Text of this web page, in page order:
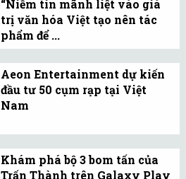
hoảng, với sự cạnh tranh
gay gắt hơn bao giờ hết
và hệ sinh thái thay đổi
nhanh chóng.
“Niềm tin mãnh liệt vào giá
trị văn hóa Việt tạo nên tác
phẩm để ...
Sự khao khát làm ra
những tác phẩm để đời
của Galaxy khiến nền
điện ảnh Việt bắt đầu có
nhiều phim mang tầm
vóc lớn.
Aeon Entertainment dự kiến
đầu tư 50 cụm rạp tại Việt
Nam
rạp phim ở Việt Nam cho
Khám phá bộ 3 bom tấn của
Trấn Thành trên Galaxy Play